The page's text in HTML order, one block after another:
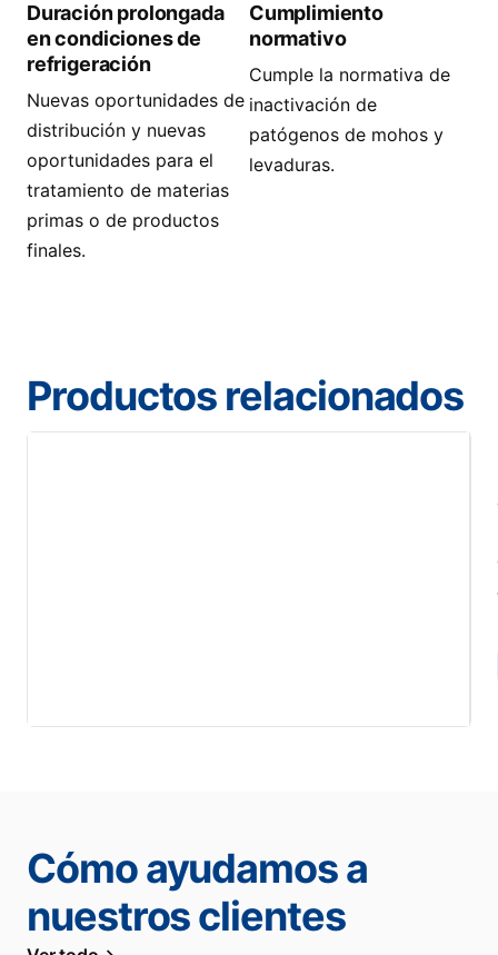
Duración prolongada
en condiciones de
refrigeración
Nuevas oportunidades de
distribución y nuevas
oportunidades para el
tratamiento de materias
primas o de productos
finales.
Cumplimiento
normativo
Cumple la normativa de
inactivación de
patógenos de mohos y
levaduras.
Productos relacionados
Cómo ayudamos a
nuestros clientes